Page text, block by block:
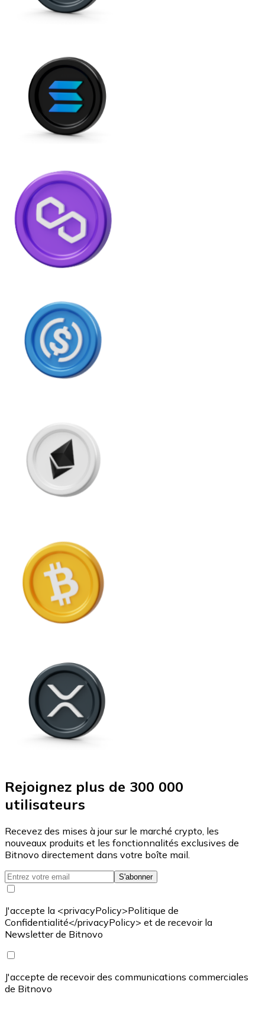
Rejoignez plus de 300 000
utilisateurs
Recevez des mises à jour sur le marché crypto, les
nouveaux produits et les fonctionnalités exclusives de
Bitnovo directement dans votre boîte mail.
S'abonner
J'accepte la <privacyPolicy>Politique de
Confidentialité</privacyPolicy> et de recevoir la
Newsletter de Bitnovo
J'accepte de recevoir des communications commerciales
de Bitnovo